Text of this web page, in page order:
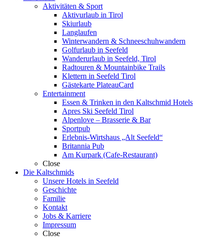
Aktivitäten & Sport
Aktivurlaub in Tirol
Skiurlaub
Langlaufen
Winterwandern & Schneeschuhwandern
Golfurlaub in Seefeld
Wanderurlaub in Seefeld, Tirol
Radtouren & Mountainbike Trails
Klettern in Seefeld Tirol
Gästekarte PlateauCard
Entertainment
Essen & Trinken in den Kaltschmid Hotels
Apres Ski Seefeld Tirol
Alpenlove – Brasserie & Bar
Sportpub
Erlebnis-Wirtshaus „Alt Seefeld“
Britannia Pub
Am Kurpark (Cafe-Restaurant)
Close
Die Kaltschmids
Unsere Hotels in Seefeld
Geschichte
Familie
Kontakt
Jobs & Karriere
Impressum
Close